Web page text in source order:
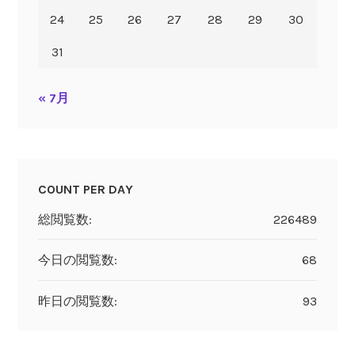
24 25 26 27 28 29 30
31
« 7月
COUNT PER DAY
226489
総閲覧数:
68
今日の閲覧数:
93
昨日の閲覧数: